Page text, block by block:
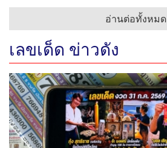
อ่านต่อทั้งหมด
เลขเด็ด ข่าวดัง